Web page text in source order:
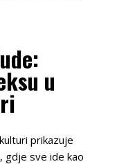
u
prikazuje
gdje sve ide kao